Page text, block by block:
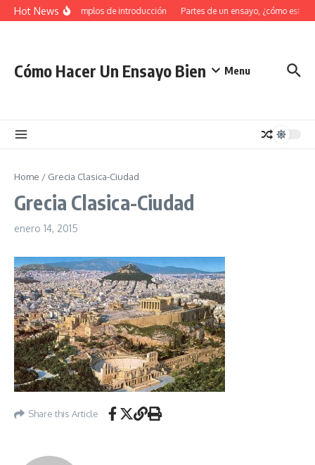
Saltar al contenido
Hot News34 Ejemplos de introducción Partes de un ensayo, ¿cómo
Cómo Hacer Un Ensayo Bien Menu
Home / Grecia Clasica-Ciudad
Grecia Clasica-Ciudad
enero 14, 2015
Share this Article